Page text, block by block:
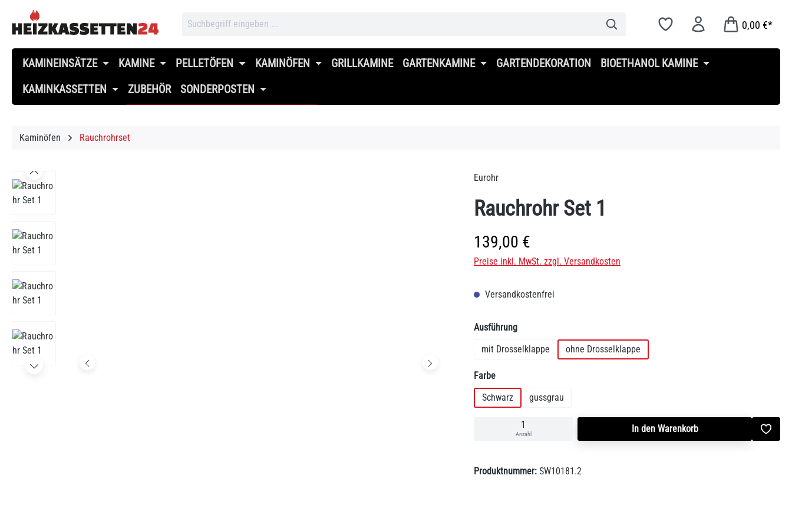
Hauptinhalt springen
Zur Suche springen
Zur Hauptnavigation springen
0,00 €*
KAMINEINSÄTZE KAMINE PELLETÖFEN KAMINÖFEN GRILLKAMINE GARTENKAMINE GARTENDEKORATION
BIOETHANOL KAMINE
KAMINKASSETTEN
ZUBEHÖR SONDERPOSTEN
Kaminöfen Rauchrohrset
Bildergalerie überspringen Eurohr
Rauchrohr Set 1
Regulärer Preis:
139,00 €
Preise inkl. MwSt. zzgl. Versandkosten
Versandkostenfrei
Ausführungauswählen
mit Drosselklappe
ohne Drosselklappe
Farbeauswählen
Schwarz
gussgrau
Anzahl In den Warenkorb
Produktnummer: SW10181.2